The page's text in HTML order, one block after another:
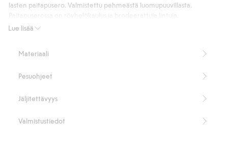
Lue lisää
lasten paitapusero. Valmistettu pehmeästä luomupuuvillasta.
Nappikiinnitys ja resorinauhat hihansuissa.
Luomupuuvilla – GOTS
Materiaali
Pesuohjeet
Jäljitettävyys
Valmistustiedot